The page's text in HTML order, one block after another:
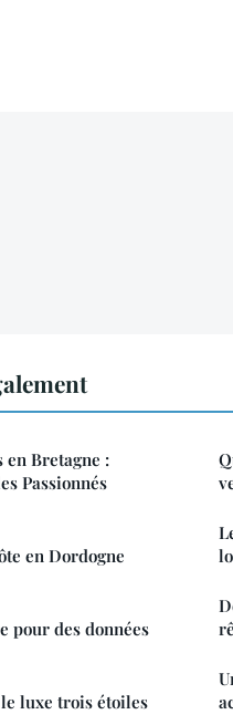
en Bretagne :
Passionnés
en Dordogne
pour des données
luxe trois étoiles